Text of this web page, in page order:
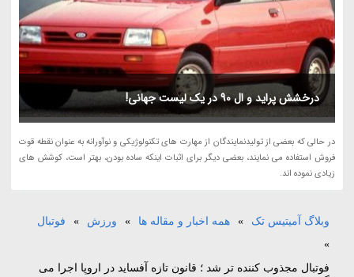
درخشش پراید و ال 90 در یک لیست جهانی!
در حالی که بعضی از تولیدنمایندگان از مهارت های تکنولوژیکی و نوآورانه به عنوان نقطه قوت
فروش استفاده می نمایند، بعضی دیگر برای اثبات اینکه ساده بودن، بهتر است، کوشش های
زیادی نموده اند.
وبلاگ آمیتیس تک » همه اخبار و مقاله ها » ورزش »
فوتبال
»
فوتبال مجذوب کننده تر شد ؛ قانون تازه آفساید در اروپا اجرا می